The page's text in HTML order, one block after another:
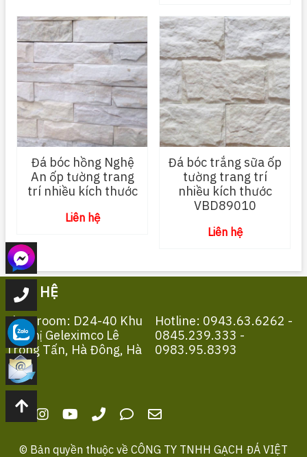
Đá bóc hồng Nghệ
An ốp tường trang
trí nhiều kích thước
Liên hệ
Đá bóc trắng sữa ốp
tường trang trí
nhiều kích thước
VBD89010
Liên hệ
LIÊN HỆ
Showroom: D24-40 Khu
Đô Thị Geleximco Lê
Trọng Tấn, Hà Đông, Hà
Nội
Hotline: 0943.63.6262 -
0845.239.333 -
0983.95.8393
© Bản quyền thuộc về CÔNG TY TNHH GẠCH ĐÁ VIỆT